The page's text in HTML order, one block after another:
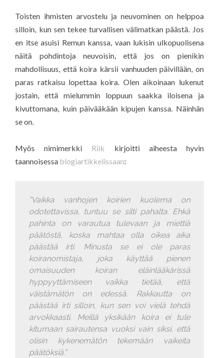
Toisten ihmisten arvostelu ja neuvominen on helppoa
silloin, kun sen tekee turvallisen välimatkan päästä. Jos
en itse asuisi Remun kanssa, vaan lukisin ulkopuolisena
näitä pohdintoja neuvoisin, että jos on pienikin
mahdollisuus, että koira kärsii vanhuuden päivillään, on
paras ratkaisu lopettaa koira. Olen aikoinaan lukenut
jostain, että mielummin loppuun saakka iloisena ja
kivuttomana, kuin päivääkään kipujen kanssa. Näinhän
se on.
Myös nimimerkki Riik kirjoitti aiheesta hyvin
taannoisessa blogiartikkelissaan:
”Vaikka vanhojen koirien kuolema on
odotettavissa, tuntuu se silti pahalta. Ehkä
pahinta on varautua tulevaan ja miettiä
päätöstä, koska mahtaa olla oikea aika
päästää irti. Minusta se ei ole paras
koiranomistaja, joka käyttää pienen
omaisuuden koiran eläinlääkärissä
hyppyyttämiseen vaikka tietää, että
väistämätön on edessä. Rakkautta on
päästää irti silloin, kun sen voi vielä tehdä
arvokkaasti. Meillä yksikään koira ei tule
kitumaan sairautensa vuoksi vain siksi, että
olisin kykenemätön tekemään vaikeita
päätöksiä.”